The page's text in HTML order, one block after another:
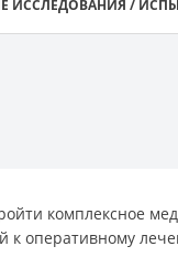
ИССЛЕДОВАНИЯ /
комплексное
к оперативному